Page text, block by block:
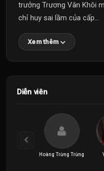
trưởng Trương Vân Khôi
chỉ huy sai lầm của cấp...
Xem thêm
Diễn viên
Hoàng Trừng Trừng